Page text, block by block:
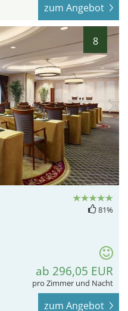
zum Angebot
8
81%
ab 296,05 EUR
pro Zimmer und Nacht
zum Angebot